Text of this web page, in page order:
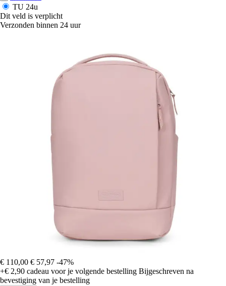
TU 24u
Dit veld is verplicht
Verzonden binnen 24 uur
€ 110,00 € 57,97 -47%
+€ 2,90 cadeau voor je volgende bestelling Bijgeschreven na
bevestiging van je bestelling